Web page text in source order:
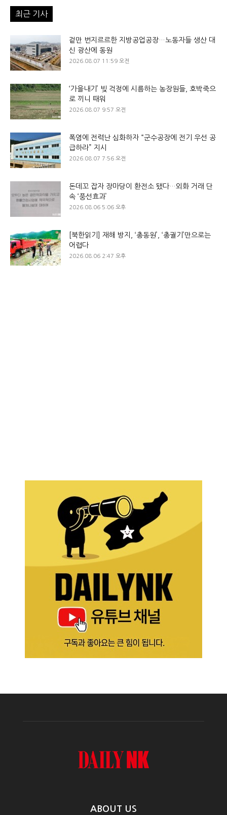
최근 기사
겉만 번지르르한 지방공업공장…노동자들 생산 대
신 광산에 동원
2026.08.07 11:59 오전
‘가을내기’ 빚 걱정에 시름하는 농장원들, 호박죽으
로 끼니 때워
2026.08.07 9:57 오전
폭염에 전력난 심화하자 “군수공장에 전기 우선 공
급하라” 지시
2026.08.07 7:56 오전
돈데꼬 잡자 장마당이 환전소 됐다…외화 거래 단
속 ‘풍선효과’
2026.08.06 5:06 오후
[북한읽기] 재해 방지, ‘총동원’, ‘총궐기’만으로는
어렵다
2026.08.06 2:47 오후
ABOUT US